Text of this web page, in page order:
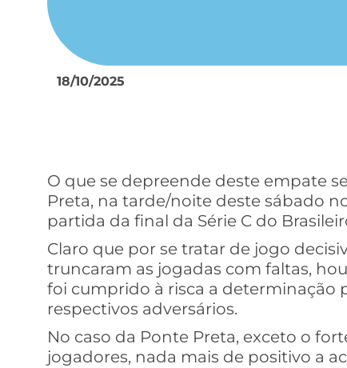
18/10/2025
O que se depreende deste empate
Preta, na tarde/noite deste sábado
partida da final da Série C do
Claro que por se tratar de jogo
truncaram as jogadas com faltas,
foi cumprido à risca a determinação
respectivos adversários.
No caso da Ponte Preta, exceto o
jogadores, nada mais de positivo a